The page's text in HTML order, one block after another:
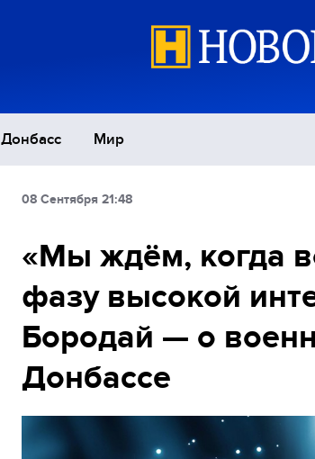
Донбасс Мир
Экономика
Спорт
08 Сентября 21:48
«Мы ждём, когда
фазу высокой
Бородай — о
Донбассе